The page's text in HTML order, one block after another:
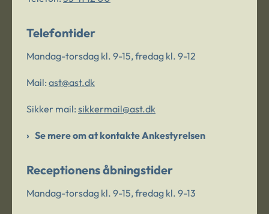
Telefontider
Mandag-torsdag kl. 9-15, fredag kl. 9-12
Mail: ast@ast.dk
Sikker mail: sikkermail@ast.dk
Se mere om at kontakte Ankestyrelsen
Receptionens åbningstider
Mandag-torsdag kl. 9-15, fredag kl. 9-13